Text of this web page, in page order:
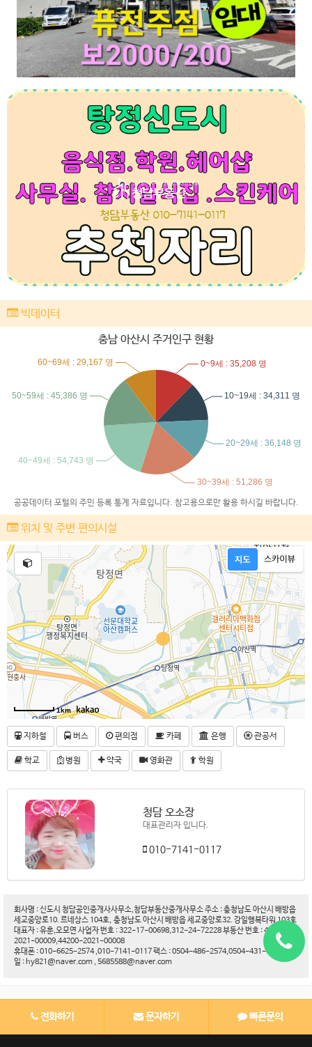
빅데이터
충남 아산시 주거인구 현황
공공데이터 포털의 주민 등록 통계 자료입니다. 참고용으로만 활용 하시길 바랍니다.
위치 및 주변 편의시설
1km
지하철 버스 편의점 카페 은행 관공서
학교 병원 약국 영화관 학원
청담 오소장
대표관리자 입니다.
010-7141-0117
회사명 : 신도시 청담공인중개사사무소,청담부동산중개사무소 주소 : 충청남도 아산시 배방읍
세교중앙로10. 르네상스 104호, 충청남도 아산시 배방읍 세교중앙로32. 강일행복타워 103호
대표자 : 유훈,오모연 사업자 번호 : 322-17-00698,312-24-72228 부동산 번호 : 44200-
2021-00009,44200-2021-00008
휴대폰 : 010-6625-2574 ,010-7141-0117 팩스 : 0504-486-2574,0504-431-6188 이메
일 : hy821@naver.com , 5685588@naver.com
전화하기 문자하기 빠른문의